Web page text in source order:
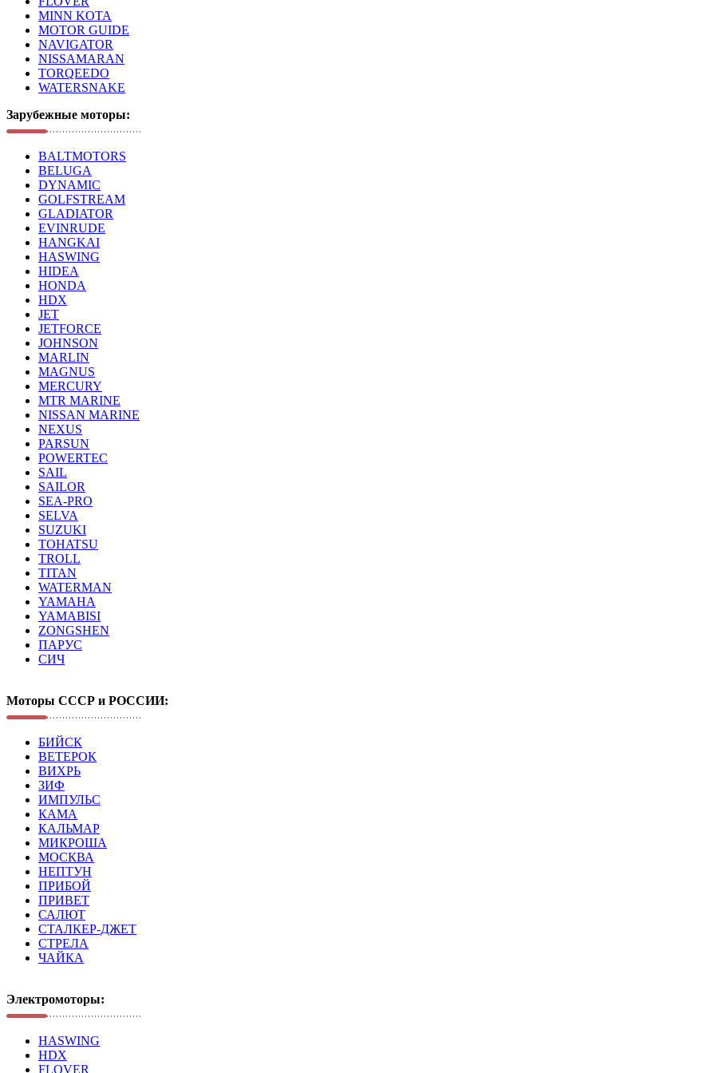
MINN KOTA
MOTOR GUIDE
NAVIGATOR
NISSAMARAN
TORQEEDO
WATERSNAKE
Зарубежные моторы:
BALTMOTORS
BELUGA
DYNAMIC
GOLFSTREAM
GLADIATOR
EVINRUDE
HANGKAI
HASWING
HIDEA
HONDA
HDX
JET
JETFORCE
JOHNSON
MARLIN
MAGNUS
MERCURY
MTR MARINE
NISSAN MARINE
NEXUS
PARSUN
POWERTEC
SAIL
SAILOR
SEA-PRO
SELVA
SUZUKI
TOHATSU
TROLL
TITAN
WATERMAN
YAMAHA
YAMABISI
ZONGSHEN
ПАРУС
СИЧ
Моторы СССР и РОССИИ:
БИЙСК
ВЕТЕРОК
ВИХРЬ
ЗИФ
ИМПУЛЬС
КАМА
КАЛЬМАР
МИКРОША
МОСКВА
НЕПТУН
ПРИБОЙ
ПРИВЕТ
САЛЮТ
СТАЛКЕР-ДЖЕТ
СТРЕЛА
ЧАЙКА
Электромоторы:
HASWING
HDX
FLOVER